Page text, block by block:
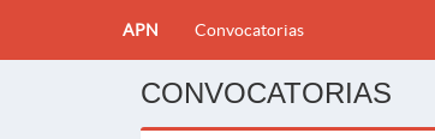
APN Convocatorias
CONVOCATORIAS